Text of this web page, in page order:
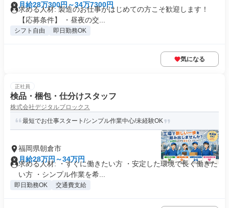
月給28万300円～34万7300円
求める人材: 製造のお仕事がはじめての方こそ歓迎します！
【応募条件】 ・昼夜の交...
シフト自由 即日勤務OK
気になる
正社員
検品・梱包・仕分けスタッフ
株式会社デジタルブロックス
最短でお仕事スタート/シンプル作業中心/未経験OK
福岡県朝倉市
月給28万円～34万円
求める人材: ・すぐに働きたい方 ・安定した環境で長く働きた
い方 ・シンプル作業を希...
即日勤務OK 交通費支給